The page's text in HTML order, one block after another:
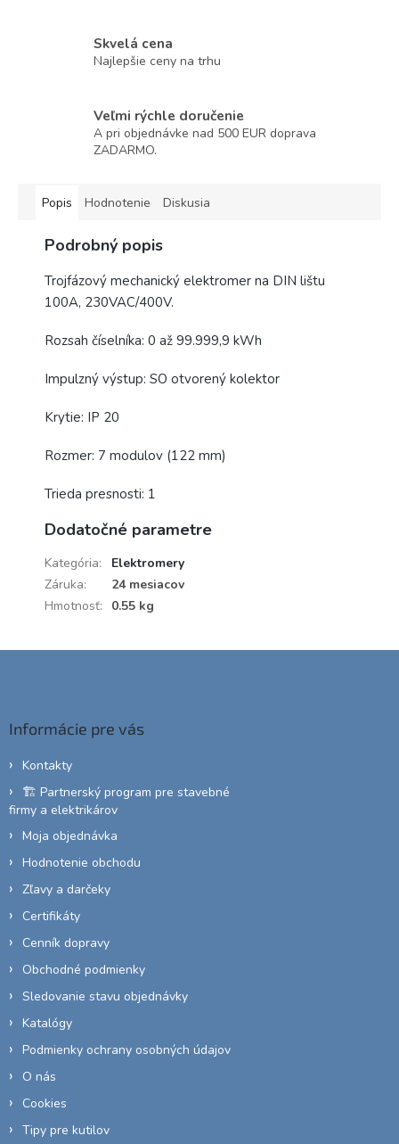
Skvelá cena
Najlepšie ceny na trhu
Veľmi rýchle doručenie
A pri objednávke nad 500 EUR doprava
ZADARMO.
Popis Hodnotenie Diskusia
Podrobný popis
Trojfázový mechanický elektromer na DIN lištu
100A, 230VAC/400V.
Rozsah číselníka: 0 až 99.999,9 kWh
Impulzný výstup: SO otvorený kolektor
Krytie: IP 20
Rozmer: 7 modulov (122 mm)
Trieda presnosti: 1
Dodatočné parametre
Kategória:
Elektromery
Záruka:
24 mesiacov
Hmotnosť: 0.55 kg
Informácie pre vás
Kontakty
🏗️ Partnerský program pre stavebné
firmy a elektrikárov
Moja objednávka
Hodnotenie obchodu
Zľavy a darčeky
Certifikáty
Cenník dopravy
Obchodné podmienky
Sledovanie stavu objednávky
Katalógy
Podmienky ochrany osobných údajov
O nás
Cookies
Tipy pre kutilov